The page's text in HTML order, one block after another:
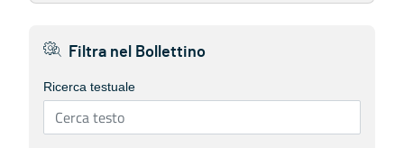
Filtra nel Bollettino
Ricerca testuale